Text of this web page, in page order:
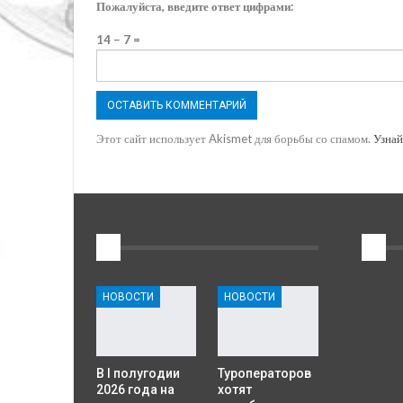
Пожалуйста, введите ответ цифрами:
14 − 7 =
Этот сайт использует Akismet для борьбы со спамом.
НОВОСТИ
В I полугодии
2026 года на
НОВОСТИ
Туроператоров
хотят